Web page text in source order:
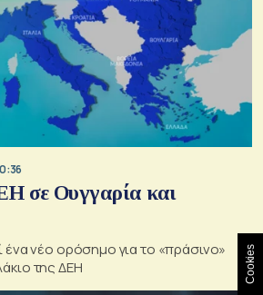
σε Ουγγαρία και
νέο ορόσημο για το «πράσινο»
της ΔΕΗ
Cookies